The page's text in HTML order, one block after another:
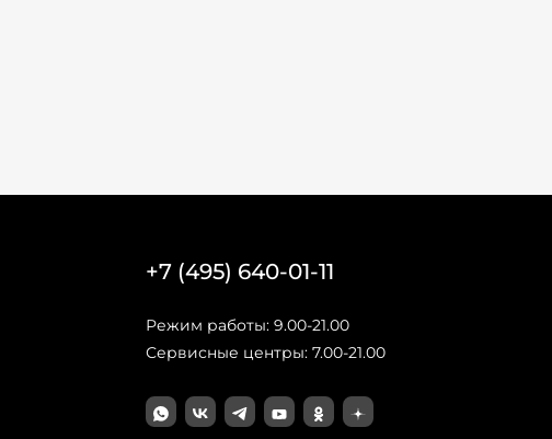
+7 (495) 640-01-11
Режим работы: 9.00-21.00
Сервисные центры: 7.00-21.00